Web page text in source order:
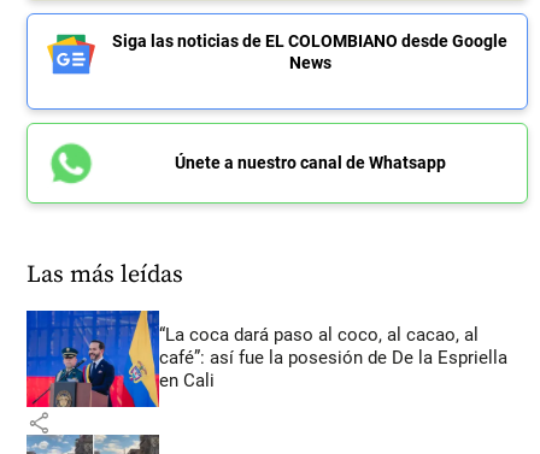
Siga las noticias de EL COLOMBIANO desde Google
News
Únete a nuestro canal de Whatsapp
Las más leídas
“La coca dará paso al coco, al cacao, al
café”: así fue la posesión de De la Espriella
en Cali
share